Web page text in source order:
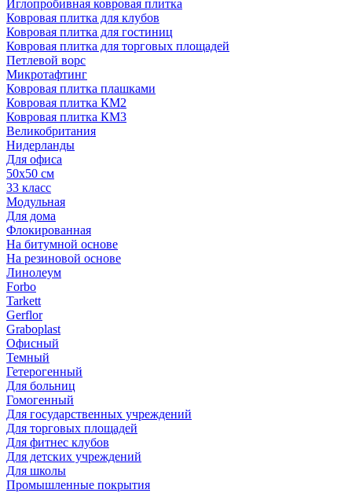
Иглопробивная ковровая плитка
Ковровая плитка для клубов
Ковровая плитка для гостиниц
Ковровая плитка для торговых площадей
Петлевой ворс
Микротафтинг
Ковровая плитка плашками
Ковровая плитка КМ2
Ковровая плитка КМ3
Великобритания
Нидерланды
Для офиса
50х50 см
33 класс
Модульная
Для дома
Флокированная
На битумной основе
На резиновой основе
Линолеум
Forbo
Tarkett
Gerflor
Graboplast
Офисный
Темный
Гетерогенный
Для больниц
Гомогенный
Для государственных учреждений
Для торговых площадей
Для фитнес клубов
Для детских учреждений
Для школы
Промышленные покрытия